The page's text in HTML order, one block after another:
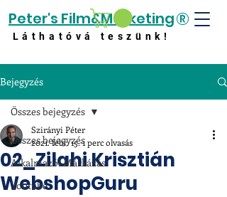
Peter's Film&Marketing
Láthatóvá teszünk!
®
Bejegyzés
Összes bejegyzés
Alkalmazói Márkázás
Youtube
Összes bejegyzés
02_Zilahi Krisztián
WebshopGuru
Szirányi Péter
2021. febr. 15.1 perc olvasás